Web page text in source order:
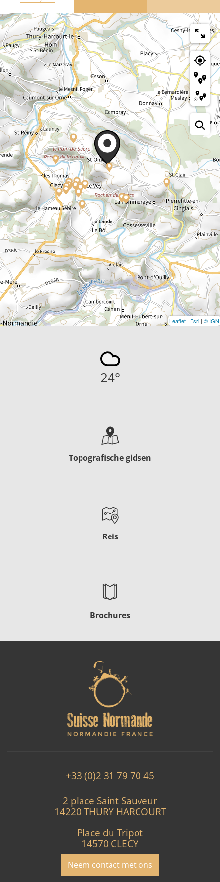
Leaflet | Esri | © IGN
24°
Topografische gidsen
Reis
Brochures
+33 (0)2 31 79 70 45
2 place Saint Sauveur
14220 THURY HARCOURT
Place du Tripot
14570 CLECY
Neem contact met ons